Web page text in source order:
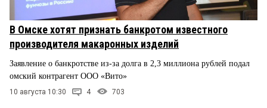
В Омске хотят признать банкротом известного
производителя макаронных изделий
Заявление о банкротстве из-за долга в 2,3 миллиона рублей подал
омский контрагент ООО «Вито»
10 августа 10:30 4 703